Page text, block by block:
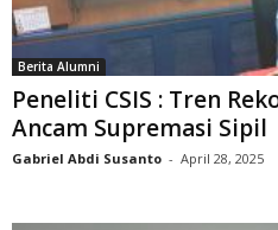
Berita Alumni
Peneliti CSIS : Tren
Ancam Supremasi Sipil
Gabriel Abdi Susanto - April 28, 2025